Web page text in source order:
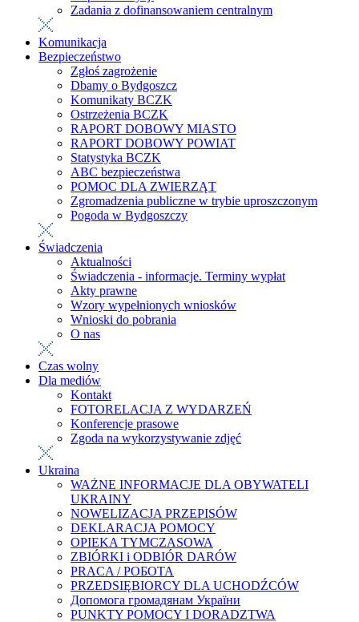
Zadania z dofinansowaniem centralnym
Komunikacja
Bezpieczeństwo
Zgłoś zagrożenie
Dbamy o Bydgoszcz
Komunikaty BCZK
Ostrzeżenia BCZK
RAPORT DOBOWY MIASTO
RAPORT DOBOWY POWIAT
Statystyka BCZK
ABC bezpieczeństwa
POMOC DLA ZWIERZĄT
Zgromadzenia publiczne w trybie uproszczonym
Pogoda w Bydgoszczy
Świadczenia
Aktualności
Świadczenia - informacje. Terminy wypłat
Akty prawne
Wzory wypełnionych wniosków
Wnioski do pobrania
O nas
Czas wolny
Dla mediów
Kontakt
FOTORELACJA Z WYDARZEŃ
Konferencje prasowe
Zgoda na wykorzystywanie zdjęć
Ukraina
WAŻNE INFORMACJE DLA OBYWATELI
UKRAINY
NOWELIZACJA PRZEPISÓW
DEKLARACJA POMOCY
OPIEKA TYMCZASOWA
ZBIÓRKI i ODBIÓR DARÓW
PRACA / РОБОТА
PRZEDSIĘBIORCY DLA UCHODŹCÓW
Допомога громадянам України
PUNKTY POMOCY I DORADZTWA